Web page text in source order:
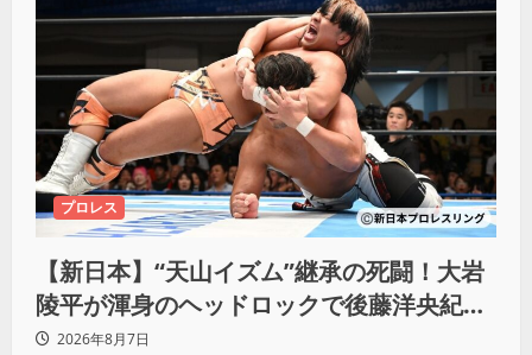
プロレス
【新日本】“天山イズム”継承の死闘！大岩
陵平が渾身のヘッドロックで後藤洋央紀か
らタップ奪取 執念の「リベンジ＆4勝目」
2026年8月7日